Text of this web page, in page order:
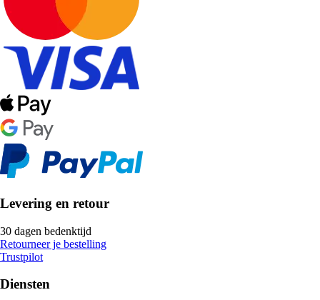
Levering en retour
30 dagen bedenktijd
Retourneer je bestelling
Trustpilot
Diensten